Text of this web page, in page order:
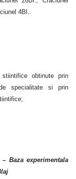
4Bl..
stiintifice obtinute prin
specialitate si prin
– Baza experimentala